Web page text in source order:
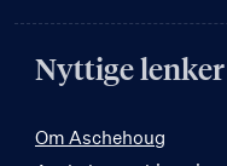
Nyttige lenker
Om Aschehoug